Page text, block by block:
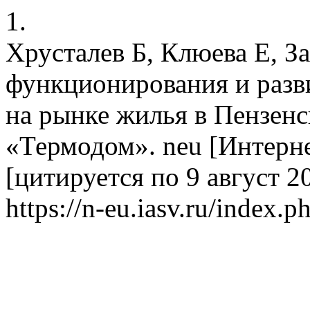
1.
Хрусталев Б, Клюева Е,
функционирования и
на рынке жилья в
«Термодом». neu
[цитируется по 9 август
https://n-eu.iasv.ru/